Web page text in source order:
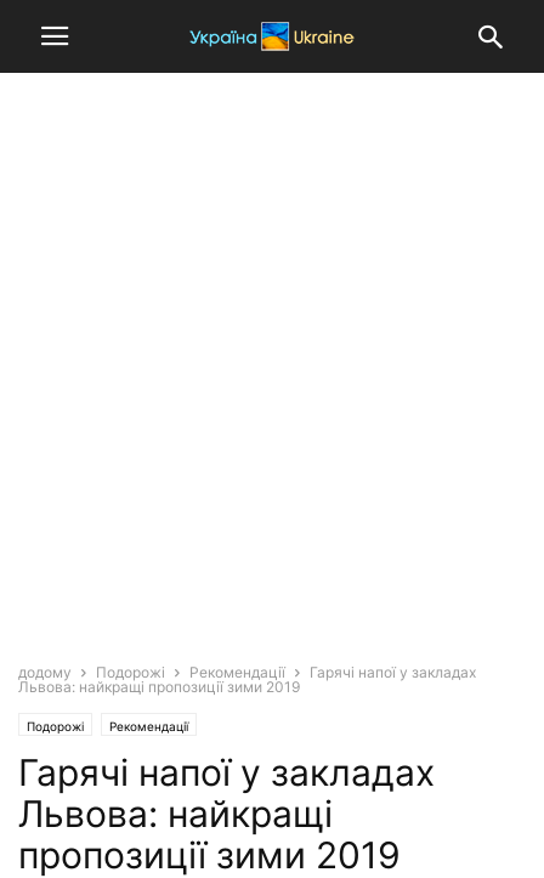
додому Подорожі Рекомендації
Гарячі напої у закладах
Львова: найкращі пропозиції зими 2019
Подорожі Рекомендації
Гарячі напої у закладах
Львова: найкращі
пропозиції зими 2019